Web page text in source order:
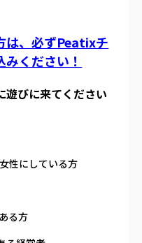
は、必ずPeatixチ
ください！
遊びに来てください
性にしている方
る方